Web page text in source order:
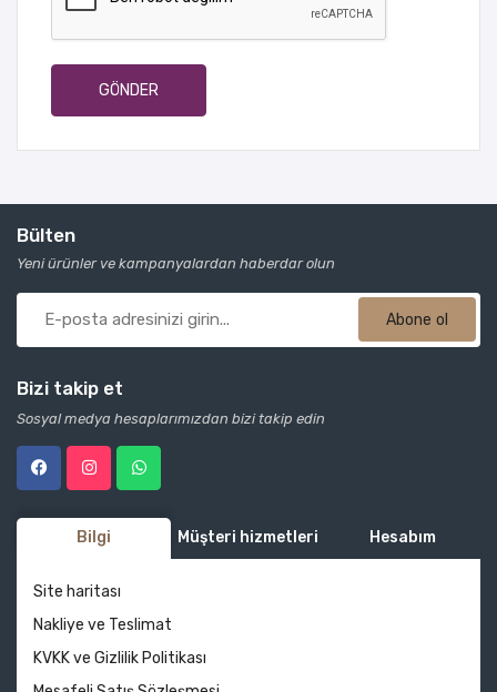
GÖNDER
Bülten
Yeni ürünler ve kampanyalardan haberdar olun
Abone ol
Bizi takip et
Sosyal medya hesaplarımızdan bizi takip edin
Bilgi Müşteri hizmetleri Hesabım
Site haritası
Nakliye ve Teslimat
KVKK ve Gizlilik Politikası